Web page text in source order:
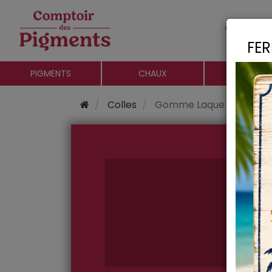
PIGMENTS CHAUX
Colles Gomme Laque Blonde